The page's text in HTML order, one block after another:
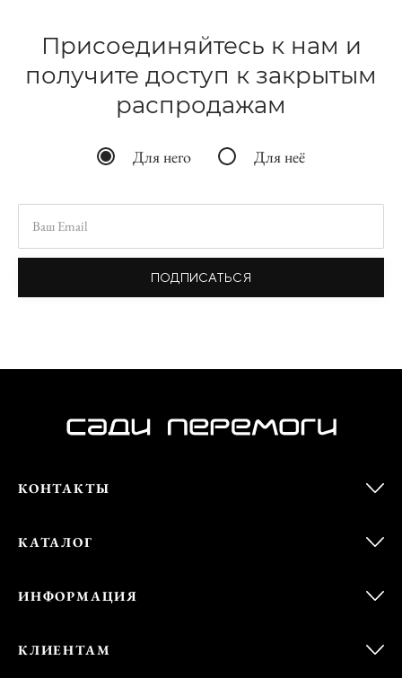
Присоединяйтесь к нам и
получите доступ к закрытым
распродажам
Для него Для неё
ПОДПИСАТЬСЯ
КОНТАКТЫ
КАТАЛОГ
ИНФОРМАЦИЯ
КЛИЕНТАМ